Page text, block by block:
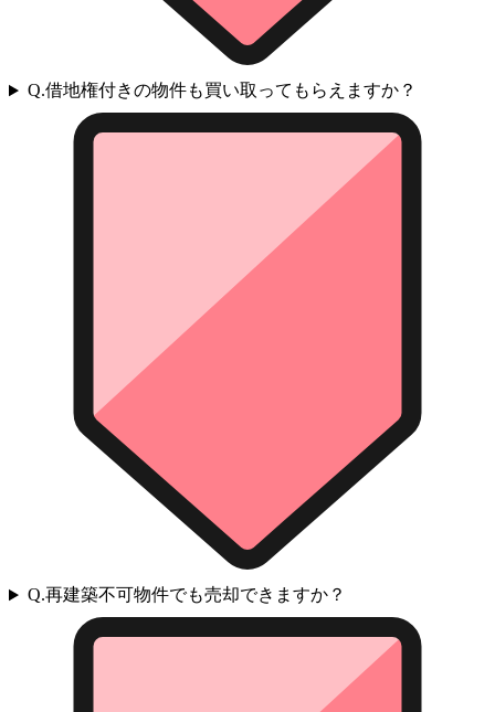
Q.借地権付きの物件も買い取ってもらえますか？
Q.再建築不可物件でも売却できますか？